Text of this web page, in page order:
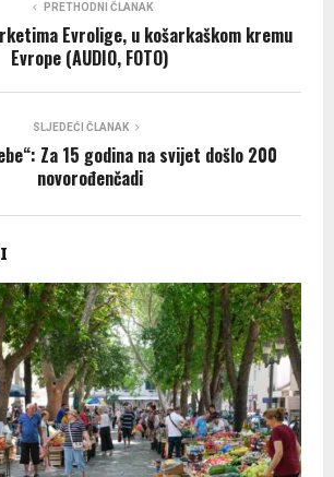
PRETHODNI ČLANAK
Evrolige, u košarkaškom kremu
Evrope (AUDIO, FOTO)
SLJEDEĆI ČLANAK
Za 15 godina na svijet došlo 200
novorođenčadi